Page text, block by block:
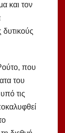
και τον
που
του
τις